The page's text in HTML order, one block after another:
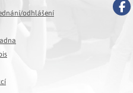
odhlášení